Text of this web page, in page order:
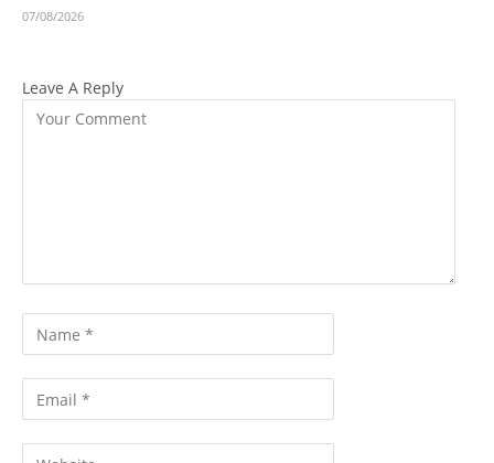
07/08/2026
Leave A Reply